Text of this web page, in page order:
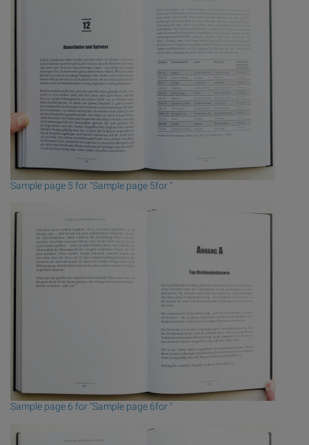
Sample page 5 for "Sample page 5for "
Sample page 6 for "Sample page 6for "